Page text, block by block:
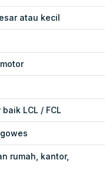
atau kecil
LCL / FCL
rumah, kantor,